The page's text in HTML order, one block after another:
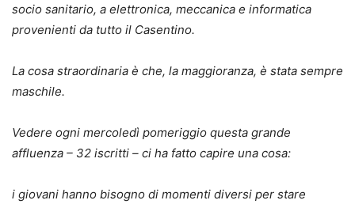
socio sanitario, a elettronica, meccanica e informatica
provenienti da tutto il Casentino.
La cosa straordinaria è che, la maggioranza, è stata sempre
maschile.
Vedere ogni mercoledì pomeriggio questa grande
affluenza – 32 iscritti – ci ha fatto capire una cosa:
i giovani hanno bisogno di momenti diversi per stare